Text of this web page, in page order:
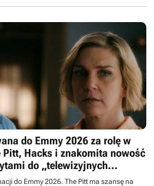
do Emmy 2026 za rolę w
Hacks i znakomita nowość
do „telewizyjnych
do Emmy 2026. The Pitt ma szansę na